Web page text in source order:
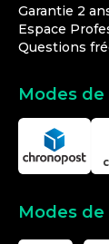
Garantie 2
Espace
Questions
Modes de
Modes